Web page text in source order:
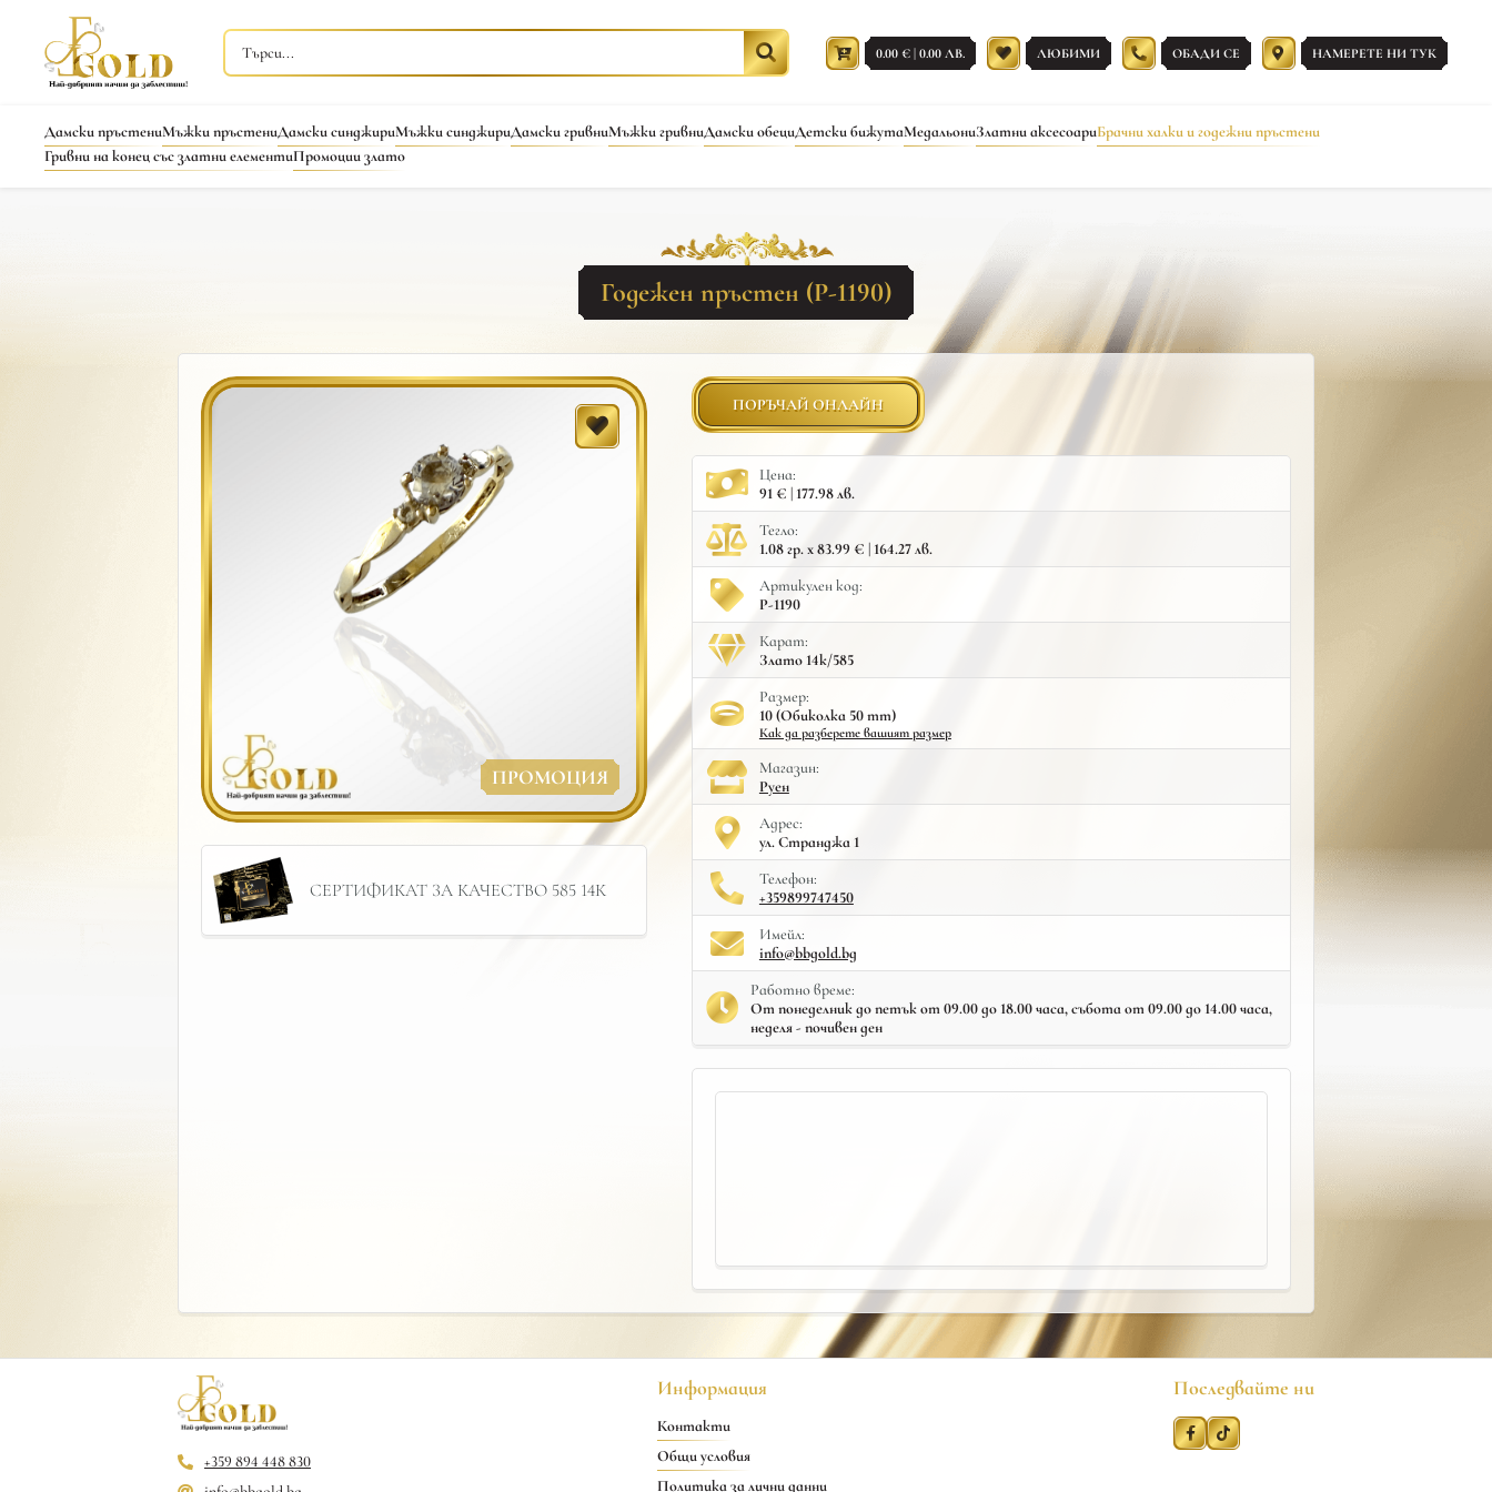
0.00 € | 0.00 ЛВ. ЛЮБИМИ ОБАДИ СЕ НАМЕРЕТЕ НИ ТУК
Дамски пръстениМъжки пръстениДамски синджириМъжки синджириДамски гривниМъжки гривниДамски обециДетски бижутаМедальониЗлатни аксесоариБрачни халки и годежни пръстени
Гривни на конец със златни елементиПромоции злато
Годежен пръстен (Р-1190)
ПРОМОЦИЯ
СЕРТИФИКАТ ЗА КАЧЕСТВО 585 14К
ПОРЪЧАЙ ОНЛАЙН
Цена:
91 € | 177.98 лв.
Тегло:
1.08 гр. x 83.99 € | 164.27 лв.
Артикулен код:
Р-1190
Карат:
Злато 14к/585
Размер:
10 (Обиколка 50 mm)
Как да разберете вашият размер
Mагазин:
Руен
Адрес:
ул. Странджа 1
Телефон:
+359899747450
Имейл:
info@bbgold.bg
Работно време:
От понеделник до петък от 09.00 до 18.00 часа, събота от 09.00 до 14.00 часа,
неделя - почивен ден
+359 894 448 830
Информация
Контакти
Общи условия
Политика за лични данни
Последвайте ни